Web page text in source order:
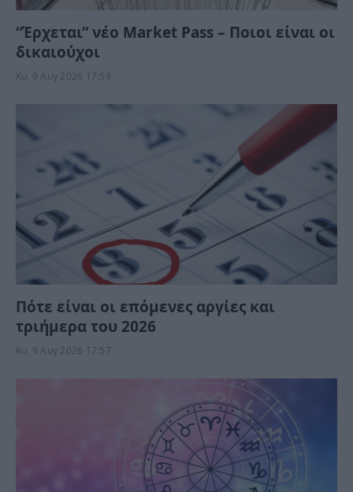
“Έρχεται” νέο Market Pass – Ποιοι είναι οι
δικαιούχοι
Κυ, 9 Αυγ 2026 17:59
Πότε είναι οι επόμενες αργίες και
τριήμερα του 2026
Κυ, 9 Αυγ 2026 17:57